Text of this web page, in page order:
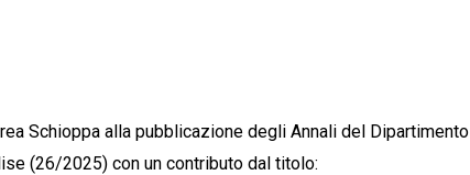
Schioppa alla pubblicazione degli Annali del Dipartimento
(26/2025) con un contributo dal titolo: